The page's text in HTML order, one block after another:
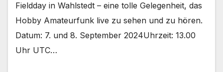
Fieldday in Wahlstedt – eine tolle Gelegenheit, das
Hobby Amateurfunk live zu sehen und zu hören.
Datum: 7. und 8. September 2024Uhrzeit: 13.00
Uhr UTC…